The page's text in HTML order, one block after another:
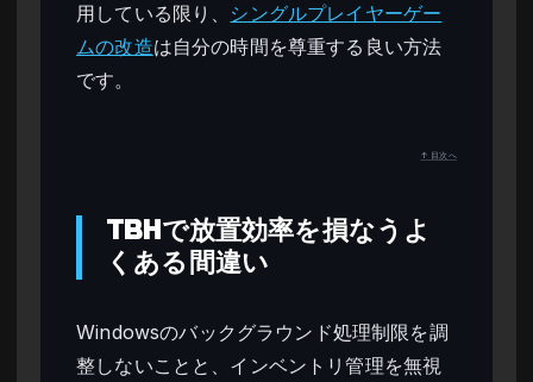
用している限り、 シングルプレイヤーゲー
ムの改造は自分の時間を尊重する良い方法
です。
↑ 目次へ
TBHで放置効率を損なうよ
くある間違い
Windowsのバックグラウンド処理制限を調
整しないことと、インベントリ管理を無視